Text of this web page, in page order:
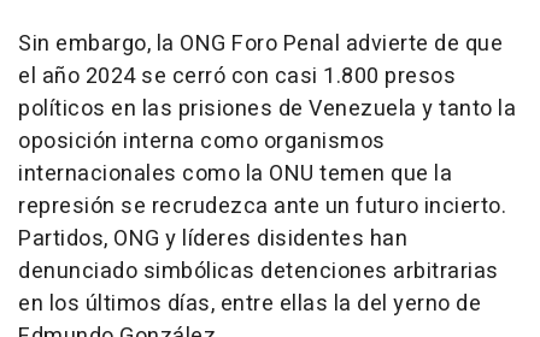
Sin embargo, la ONG Foro Penal advierte de que
el año 2024 se cerró con casi 1.800 presos
políticos en las prisiones de Venezuela y tanto la
oposición interna como organismos
internacionales como la ONU temen que la
represión se recrudezca ante un futuro incierto.
Partidos, ONG y líderes disidentes han
denunciado simbólicas detenciones arbitrarias
en los últimos días, entre ellas la del yerno de